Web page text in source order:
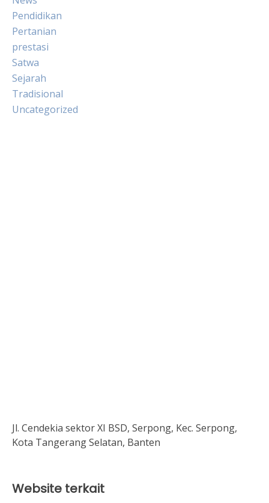
Pendidikan
Pertanian
prestasi
Satwa
Sejarah
Tradisional
Uncategorized
Jl. Cendekia sektor XI BSD, Serpong, Kec. Serpong,
Kota Tangerang Selatan, Banten
Website terkait